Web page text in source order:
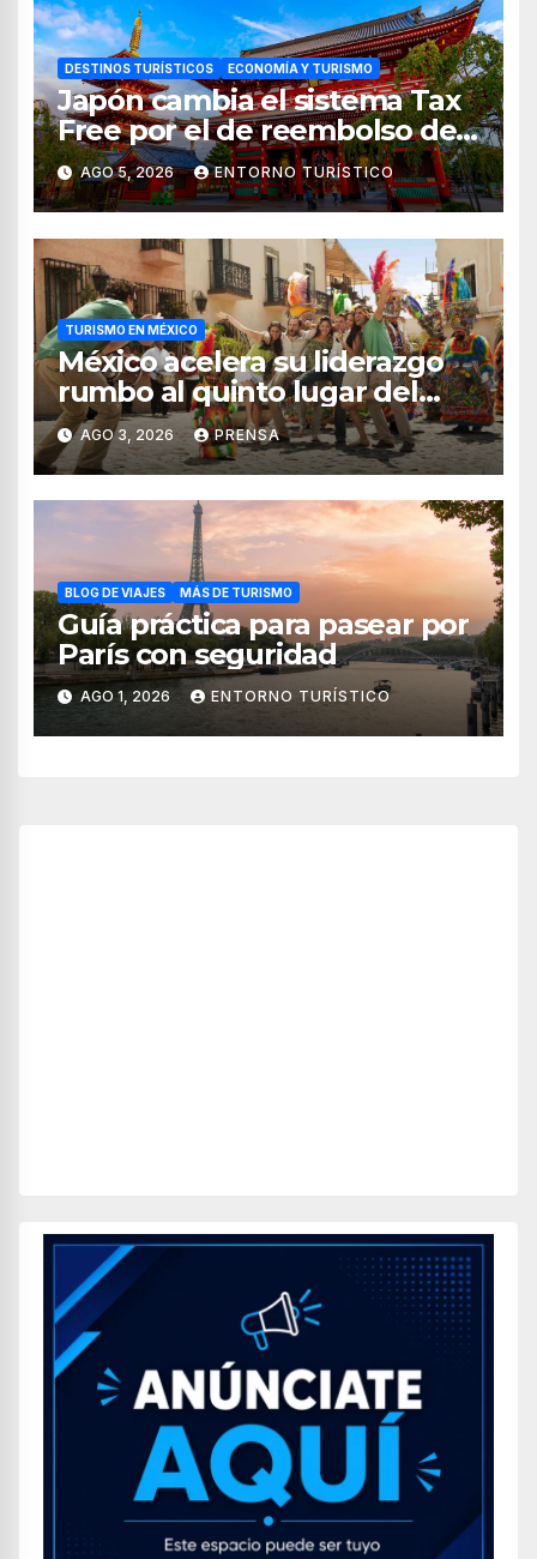
DESTINOS TURÍSTICOS ECONOMÍA Y TURISMO
Japón cambia el sistema Tax
Free por el de reembolso de
impuestos desde noviembre
de 2026
AGO 5, 2026 ENTORNO TURÍSTICO
TURISMO EN MÉXICO
México acelera su liderazgo
rumbo al quinto lugar del
turismo mundial
AGO 3, 2026 PRENSA
BLOG DE VIAJES MÁS DE TURISMO
Guía práctica para pasear por
París con seguridad
AGO 1, 2026 ENTORNO TURÍSTICO